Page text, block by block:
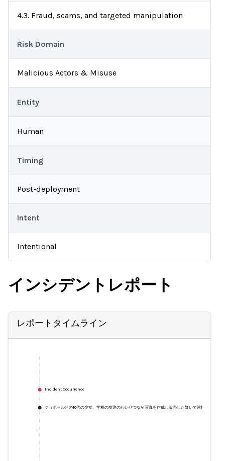
4.3. Fraud, scams, and targeted manipulation
Risk Domain
Malicious Actors & Misuse
Entity
Human
Timing
Post-deployment
Intent
Intentional
インシデントレポート
レポートタイムライン
Incident Occurrence
ジョホール州の10代の少女、学校の友達のわいせつなAI写真を作成し販売した疑いで逮捕